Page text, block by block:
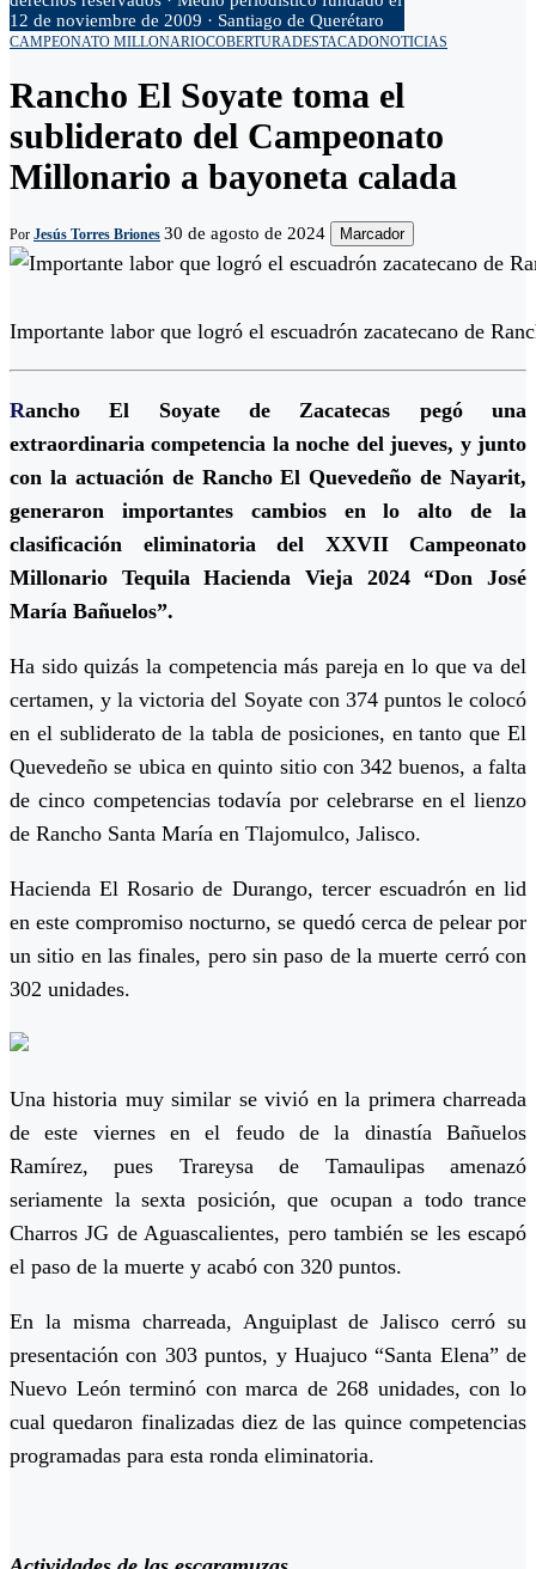
12 de noviembre de 2009 · Santiago de Querétaro
CAMPEONATO MILLONARIOCOBERTURADESTACADONOTICIAS
Rancho El Soyate toma el
subliderato del Campeonato
Millonario a bayoneta calada
Por Jesús Torres Briones 30 de agosto de 2024 Marcador
Importante labor que logró el escuadrón zacatecano de
Rancho El Soyate de Zacatecas pegó una
extraordinaria competencia la noche del jueves, y junto
con la actuación de Rancho El Quevedeño de Nayarit,
generaron importantes cambios en lo alto de la
clasificación eliminatoria del XXVII Campeonato
Millonario Tequila Hacienda Vieja 2024 “Don José
María Bañuelos”.
Ha sido quizás la competencia más pareja en lo que va del
certamen, y la victoria del Soyate con 374 puntos le colocó
en el subliderato de la tabla de posiciones, en tanto que El
Quevedeño se ubica en quinto sitio con 342 buenos, a falta
de cinco competencias todavía por celebrarse en el lienzo
de Rancho Santa María en Tlajomulco, Jalisco.
Hacienda El Rosario de Durango, tercer escuadrón en lid
en este compromiso nocturno, se quedó cerca de pelear por
un sitio en las finales, pero sin paso de la muerte cerró con
302 unidades.
Una historia muy similar se vivió en la primera charreada
de este viernes en el feudo de la dinastía Bañuelos
Ramírez, pues Trareysa de Tamaulipas amenazó
seriamente la sexta posición, que ocupan a todo trance
Charros JG de Aguascalientes, pero también se les escapó
el paso de la muerte y acabó con 320 puntos.
En la misma charreada, Anguiplast de Jalisco cerró su
presentación con 303 puntos, y Huajuco “Santa Elena” de
Nuevo León terminó con marca de 268 unidades, con lo
cual quedaron finalizadas diez de las quince competencias
programadas para esta ronda eliminatoria.